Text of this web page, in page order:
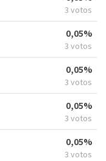
3 votos
0,05%
3 votos
0,05%
3 votos
0,05%
3 votos
0,05%
3 votos